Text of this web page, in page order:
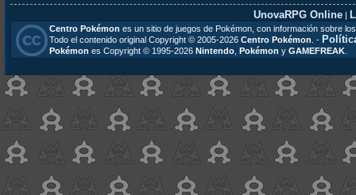
UnovaRPG Online |
Centro Pokémon es un sitio de juegos de Pokémon, con información sobre
Todo el contenido original Copyright © 2005-2026 Centro Pokémon . -
Pokémon es Copyright © 1995-2026 Nintendo, Pokémon y GAMEFREAK.